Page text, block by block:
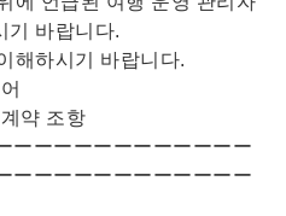
기 바랍니다.
해하시기 바랍니다.
약 조항
ーーーーーーーーーーーー
ーーーーーーーーーーーー